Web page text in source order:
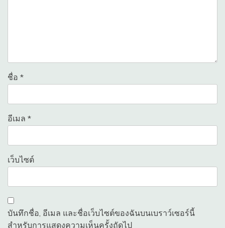
ชื่อ *
อีเมล *
เว็บไซต์
บันทึกชื่อ, อีเมล และชื่อเว็บไซต์ของฉันบนเบราว์เซอร์นี้
สำหรับการแสดงความเห็นครั้งถัดไป